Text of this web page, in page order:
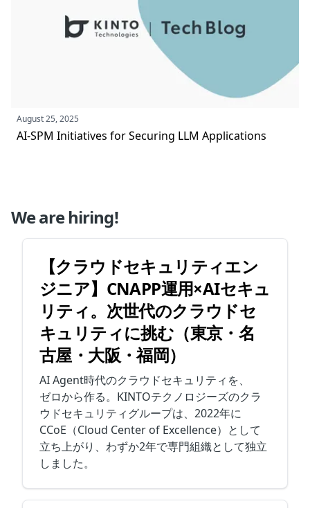
August 25, 2025
AI-SPM Initiatives for Securing LLM Applications
We are hiring!
【クラウドセキュリティエン
ジニア】CNAPP運用×AIセキュ
リティ。次世代のクラウドセ
キュリティに挑む（東京・名
古屋・大阪・福岡）
AI Agent時代のクラウドセキュリティを、
ゼロから作る。KINTOテクノロジーズのクラ
ウドセキュリティグループは、2022年に
CCoE（Cloud Center of Excellence）として
立ち上がり、わずか2年で専門組織として独立
しました。